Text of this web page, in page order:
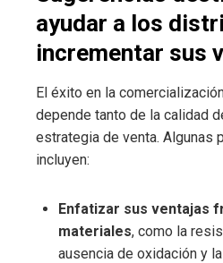
ayudar a los
incrementar sus
El éxito en la
depende tanto de la calidad
estrategia de venta. Algunas
incluyen:
Enfatizar sus ventajas
materiales, como la
ausencia de oxidación y